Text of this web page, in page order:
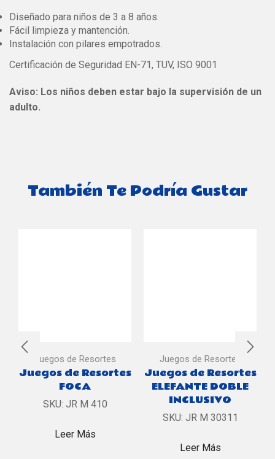
Diseñado para niños de 3 a 8 años.
Fácil limpieza y mantención.
Instalación con pilares empotrados.
Certificación de Seguridad EN-71, TUV, ISO 9001
Aviso: Los niños deben estar bajo la supervisión de un
adulto.
También Te Podría Gustar
Juegos de Resortes
Juegos de Resortes
FOCA
SKU: JR M 410
Leer Más
Juegos de Resortes
Juegos de Resortes
ELEFANTE DOBLE
INCLUSIVO
SKU: JR M 30311
Leer Más